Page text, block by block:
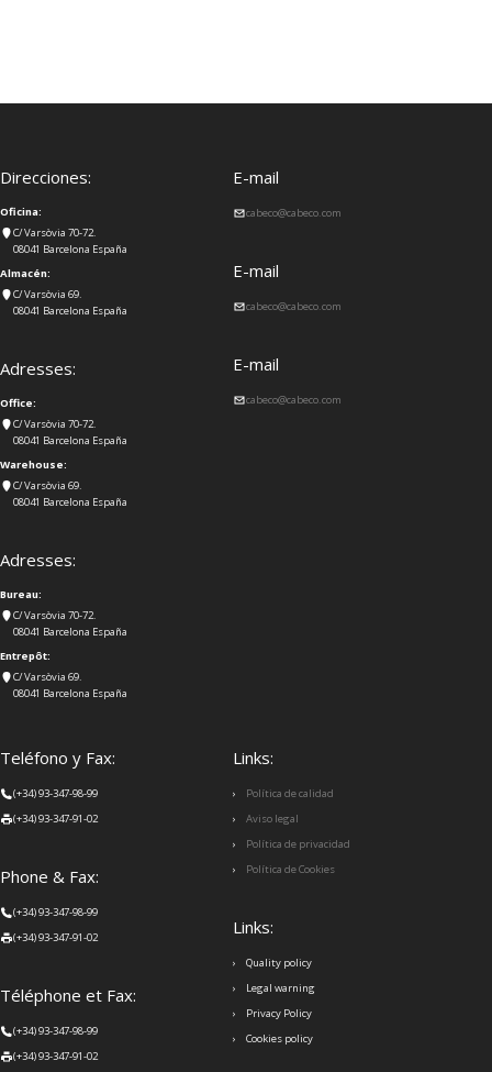
Direcciones:
Oficina:
C/ Varsòvia 70-72.
08041 Barcelona España
Almacén:
C/ Varsòvia 69.
08041 Barcelona España
Adresses:
Office:
C/ Varsòvia 70-72.
08041 Barcelona España
Warehouse:
C/ Varsòvia 69.
08041 Barcelona España
Adresses:
Bureau:
C/ Varsòvia 70-72.
08041 Barcelona España
Entrepôt:
C/ Varsòvia 69.
08041 Barcelona España
E-mail
cabeco@cabeco.com
E-mail
cabeco@cabeco.com
E-mail
cabeco@cabeco.com
Teléfono y Fax:
(+34) 93-347-98-99
(+34) 93-347-91-02
Phone & Fax:
(+34) 93-347-98-99
(+34) 93-347-91-02
Téléphone et Fax:
(+34) 93-347-98-99
(+34) 93-347-91-02
Links:
Política de calidad
Aviso legal
Política de privacidad
Política de Cookies
Links:
Quality policy
Legal warning
Privacy Policy
Cookies policy